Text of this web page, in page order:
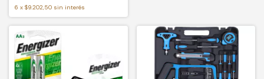
6 x $9.202,50 sin interés